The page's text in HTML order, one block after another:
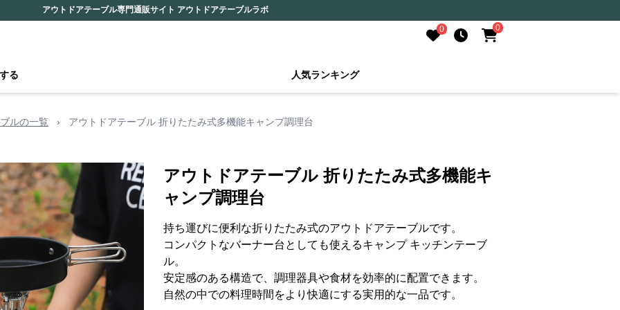
アウトドアテーブル専門通販サイト アウトドアテーブルラボ
0
0
る 人気ランキング
ルの一覧 › アウトドアテーブル 折りたたみ式多機能キャンプ調理台
アウトドアテーブル 折りたたみ式多機能キ
ャンプ調理台
持ち運びに便利な折りたたみ式のアウトドアテーブルです。
コンパクトなバーナー台としても使えるキャンプ キッチンテーブ
ル。
安定感のある構造で、調理器具や食材を効率的に配置できます。
自然の中での料理時間をより快適にする実用的な一品です。